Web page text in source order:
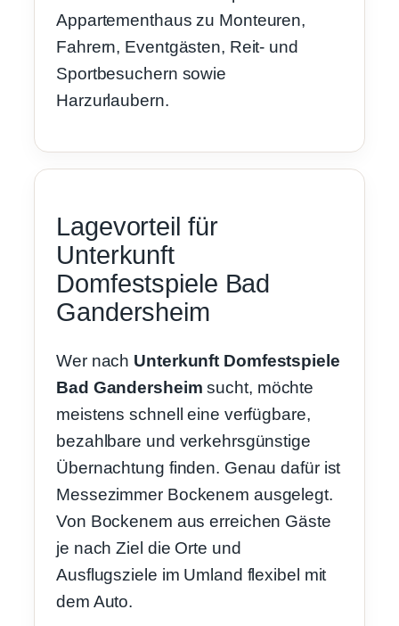
Appartementhaus zu Monteuren,
Fahrern, Eventgästen, Reit- und
Sportbesuchern sowie
Harzurlaubern.
Lagevorteil für
Unterkunft
Domfestspiele Bad
Gandersheim
Wer nach Unterkunft Domfestspiele
Bad Gandersheim sucht, möchte
meistens schnell eine verfügbare,
bezahlbare und verkehrsgünstige
Übernachtung finden. Genau dafür ist
Messezimmer Bockenem ausgelegt.
Von Bockenem aus erreichen Gäste
je nach Ziel die Orte und
Ausflugsziele im Umland flexibel mit
dem Auto.